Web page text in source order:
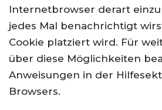
Internetbrowser derart
jedes Mal benachrichtigt
Cookie platziert wird. Für
über diese Möglichkeiten
Anweisungen in der
Browsers.